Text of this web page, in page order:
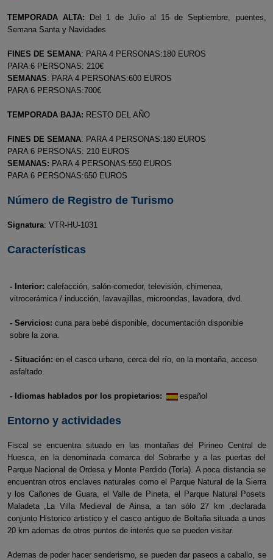
TEMPORADA ALTA: Del 1 de Julio al 15 de Septiembre, puentes,
Semana Santa y Navidades
FINES DE SEMANA: PARA 4 PERSONAS:180 EUROS
PARA 6 PERSONAS: 210€
SEMANAS: PARA 4 PERSONAS:600 EUROS
PARA 6 PERSONAS:700€
TEMPORADA BAJA: RESTO DEL AÑO
FINES DE SEMANA: PARA 4 PERSONAS:180 EUROS
PARA 6 PERSONAS: 210 EUROS
SEMANAS: PARA 4 PERSONAS:550 EUROS
PARA 6 PERSONAS:650 EUROS
Número de Registro de Turismo
Signatura: VTR-HU-1031
Características
- Interior: calefacción, salón-comedor, televisión, chimenea,
vitrocerámica / inducción, lavavajillas, microondas, lavadora, dvd.
- Servicios: cuna para bebé disponible, documentación disponible
sobre la zona.
- Situación: en el casco urbano, cerca del río, en la montaña, acceso
asfaltado.
- Idiomas hablados por los propietarios: español
Entorno y actividades
Fiscal se encuentra situado en las montañas del Pirineo Central de
Huesca, en la denominada comarca del Sobrarbe y a las puertas del
Parque Nacional de Ordesa y Monte Perdido (Torla). A poca distancia se
encuentran otros enclaves naturales como el Parque Natural de la Sierra
y los Cañones de Guara, el Valle de Pineta, el Parque Natural Posets
Maladeta ,La Villa Medieval de Ainsa, a tan sólo 27 km ,declarada
conjunto Historico artistico y el casco antiguo de Boltaña situada a unos
20 km ademas de otros puntos de interés que se pueden visitar.
Ademas de poder hacer senderismo, se pueden dar paseos a caballo, se